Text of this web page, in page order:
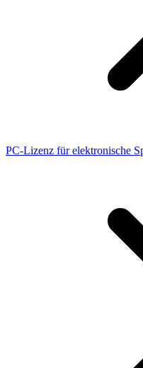
PC-Lizenz für elektronische